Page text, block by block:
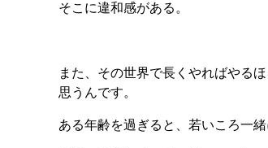
そこに違和感がある。
また、その世界で長くやればやる
思うんです。
ある年齢を過ぎると、若いころ一